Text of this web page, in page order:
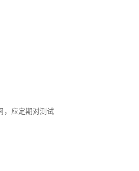
，应定期对测试